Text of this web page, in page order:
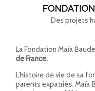
Des projets
La Fondation Maïa
de France.
L’histoire de vie de sa
parents expatriés, Maïa